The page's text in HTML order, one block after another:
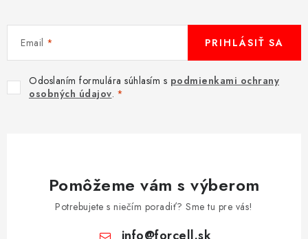
Email
Odoslaním formulára súhlasím s podmienkami ochrany
osobných údajov.
PRIHLÁSIŤ SA
Pomôžeme vám s výberom
Potrebujete s niečím poradiť? Sme tu pre vás!
info@forcell.sk